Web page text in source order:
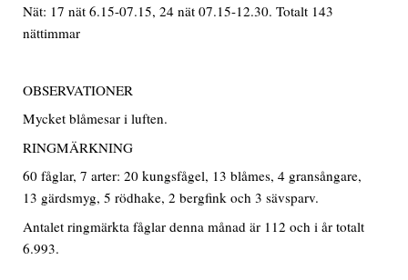
Nät: 17 nät 6.15-07.15, 24 nät 07.15-12.30. Totalt 143
nättimmar
OBSERVATIONER
Mycket blåmesar i luften.
RINGMÄRKNING
60 fåglar, 7 arter: 20 kungsfågel, 13 blåmes, 4 gransångare,
13 gärdsmyg, 5 rödhake, 2 bergfink och 3 sävsparv.
Antalet ringmärkta fåglar denna månad är 112 och i år totalt
6.993.